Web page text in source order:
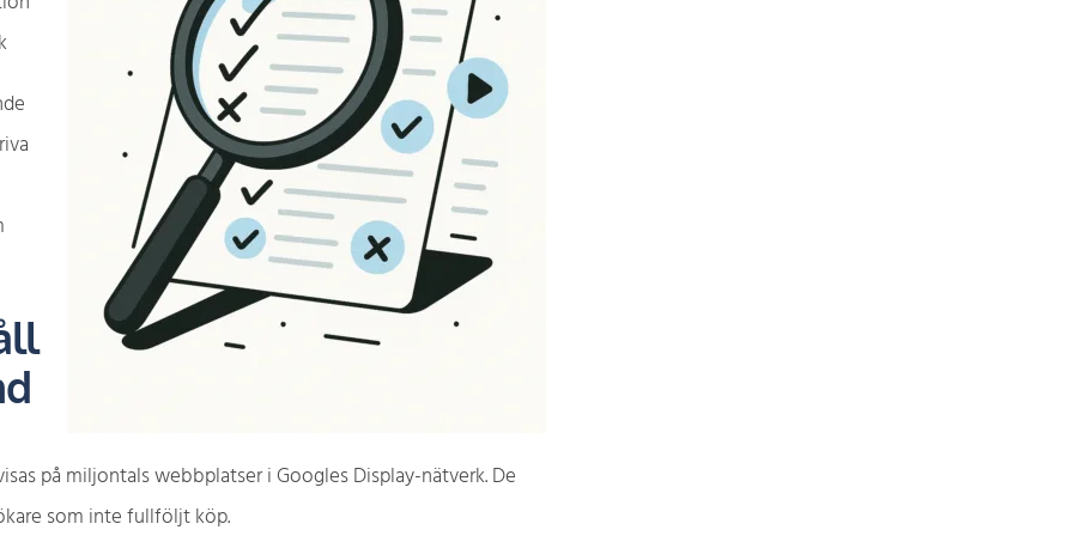
på miljontals webbplatser i Googles Display-nätverk. De
som inte fullföljt köp.